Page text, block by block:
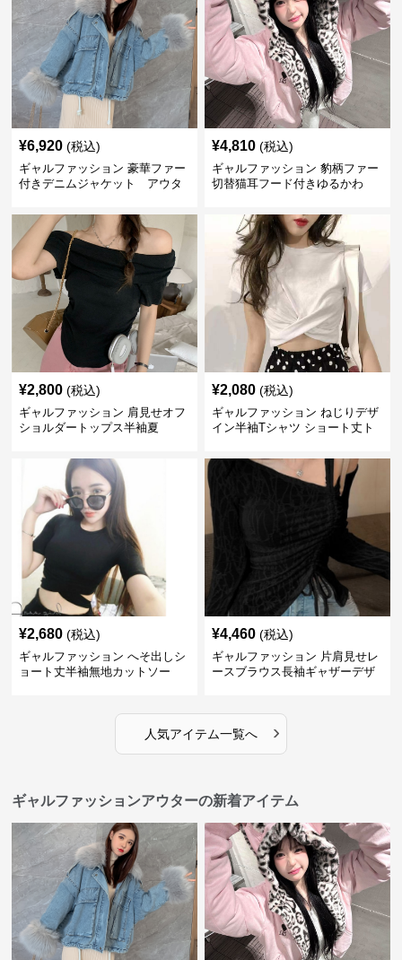
¥6,920 (税込)
ギャルファッション 豪華ファー
付きデニムジャケット アウタ
¥4,810 (税込)
ギャルファッション 豹柄ファー
切替猫耳フード付きゆるかわ
¥2,800 (税込)
ギャルファッション 肩見せオフ
ショルダートップス半袖夏
¥2,080 (税込)
ギャルファッション ねじりデザ
イン半袖Tシャツ ショート丈ト
¥2,680 (税込)
ギャルファッション へそ出しシ
ョート丈半袖無地カットソー
¥4,460 (税込)
ギャルファッション 片肩見せレ
ースブラウス長袖ギャザーデザ
人気アイテム一覧へ ›
ギャルファッションアウターの新着アイテム